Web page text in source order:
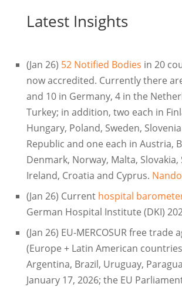
Latest Insights
(Jan 26) 52 Notified Bodies in 20
now accredited. Currently there
and 10 in Germany, 4 in the
Turkey; in addition, two each in
Hungary, Poland, Sweden,
Republic and one each in Austria,
Denmark, Norway, Malta, Slovakia,
Ireland, Croatia and Cyprus.
(Jan 26) Current hospital
German Hospital Institute (DKI)
(Jan 26) EU-MERCOSUR free trade
(Europe + Latin American
Argentina, Brazil, Uruguay,
January 17, 2026; the EU